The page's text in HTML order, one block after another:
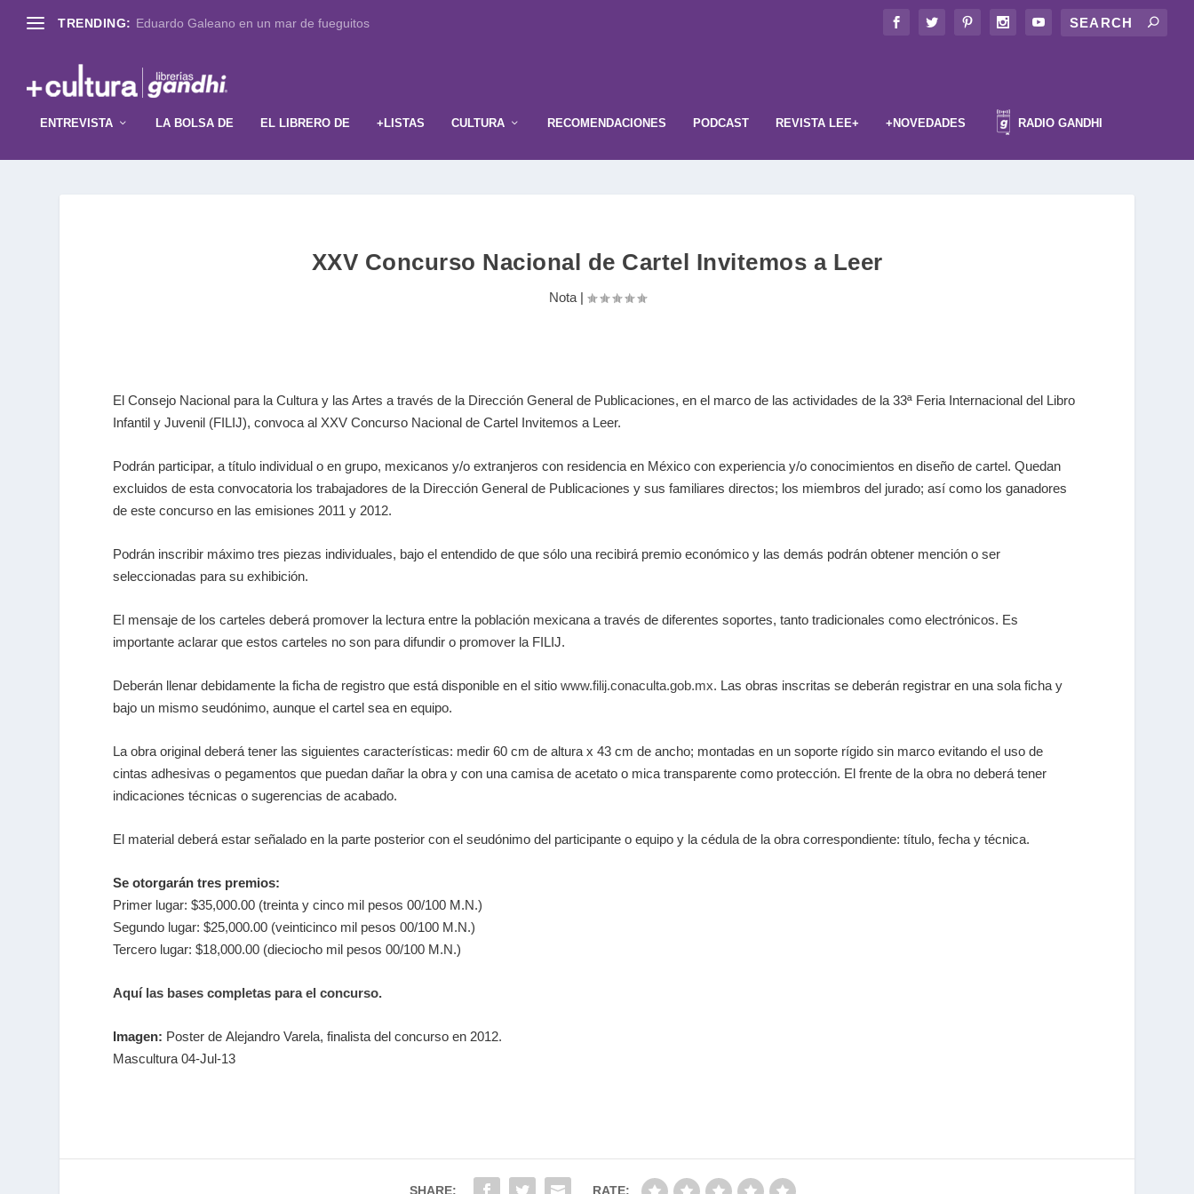
TRENDING: Eduardo Galeano en un mar de fueguitos
ENTREVISTA LA BOLSA DE EL LIBRERO DE +LISTAS CULTURA RECOMENDACIONES PODCAST REVISTA LEE+ +NOVEDADES RADIO GANDHI
XXV Concurso Nacional de Cartel Invitemos a Leer
Nota|
El Consejo Nacional para la Cultura y las Artes a través de la Dirección General de Publicaciones, en el marco de las actividades de la 33ª Feria Internacional del Libro
Infantil y Juvenil (FILIJ), convoca al XXV Concurso Nacional de Cartel Invitemos a Leer.
Podrán participar, a título individual o en grupo, mexicanos y/o extranjeros con residencia en México con experiencia y/o conocimientos en diseño de cartel. Quedan
excluidos de esta convocatoria los trabajadores de la Dirección General de Publicaciones y sus familiares directos; los miembros del jurado; así como los ganadores
de este concurso en las emisiones 2011 y 2012.
Podrán inscribir máximo tres piezas individuales, bajo el entendido de que sólo una recibirá premio económico y las demás podrán obtener mención o ser
seleccionadas para su exhibición.
El mensaje de los carteles deberá promover la lectura entre la población mexicana a través de diferentes soportes, tanto tradicionales como electrónicos. Es
importante aclarar que estos carteles no son para difundir o promover la FILIJ.
Deberán llenar debidamente la ficha de registro que está disponible en el sitiowww.filij.conaculta.gob.mx. Las obras inscritas se deberán registrar en una sola ficha y
bajo un mismo seudónimo, aunque el cartel sea en equipo.
La obra original deberá tener las siguientes características: medir 60 cm de altura x 43 cm de ancho; montadas en un soporte rígido sin marco evitando el uso de
cintas adhesivas o pegamentos que puedan dañar la obra y con una camisa de acetato o mica transparente como protección. El frente de la obra no deberá tener
indicaciones técnicas o sugerencias de acabado.
El material deberá estar señalado en la parte posterior con el seudónimo del participante o equipo y la cédula de la obra correspondiente: título, fecha y técnica.
Se otorgarán tres premios:
Primer lugar: $35,000.00 (treinta y cinco mil pesos 00/100 M.N.)
Segundo lugar: $25,000.00 (veinticinco mil pesos 00/100 M.N.)
Tercero lugar: $18,000.00 (dieciocho mil pesos 00/100 M.N.)
Aquí las bases completas para el concurso.
Imagen: Poster de Alejandro Varela, finalista del concurso en 2012.
Mascultura 04-Jul-13
SHARE: RATE: